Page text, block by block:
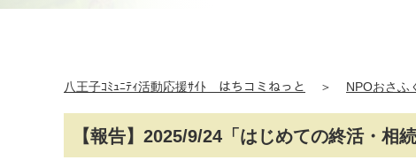
八王子ｺﾐｭﾆﾃｨ活動応援ｻｲﾄ はちコミねっと ＞ NPOおさふ
【報告】2025/9/24「はじめての終活・相